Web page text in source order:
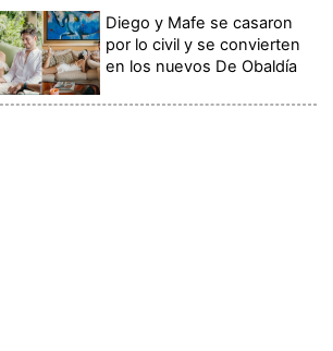
Diego y Mafe se casaron
por lo civil y se convierten
en los nuevos De Obaldía